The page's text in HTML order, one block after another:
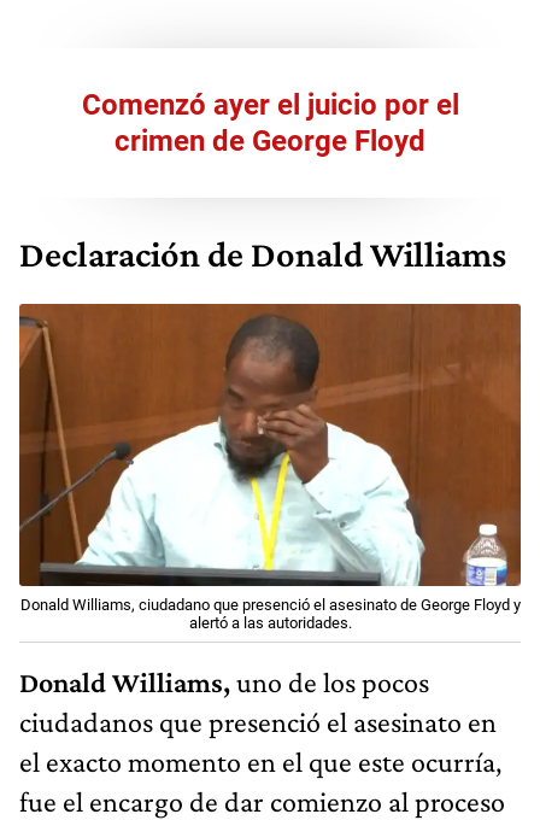
Comenzó ayer el juicio por el
crimen de George Floyd
Declaración de Donald Williams
Donald Williams, ciudadano que presenció el asesinato de George Floyd y
alertó a las autoridades.
Donald Williams,uno de los pocos
ciudadanos que presenció el asesinato en
el exacto momento en el que este ocurría,
fue el encargo de dar comienzo al proceso